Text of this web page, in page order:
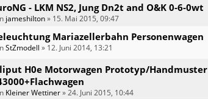
- LKM NS2, Jung Dn2t and O&K 0-6-0wt
jameshilton» 15. Mai 2015, 09:47
Mariazellerbahn Personenwagen
StZmodell » 12. Juni 2014, 13:21
H0e Motorwagen Prototyp/Handmuster
Kleiner Wettiner»24. Juni 2015, 10:44